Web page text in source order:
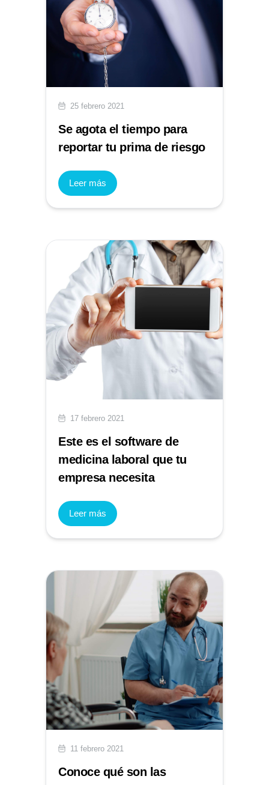
25 febrero 2021
Se agota el tiempo para
reportar tu prima de riesgo
Leer más
17 febrero 2021
Este es el software de
medicina laboral que tu
empresa necesita
Leer más
11 febrero 2021
Conoce qué son las